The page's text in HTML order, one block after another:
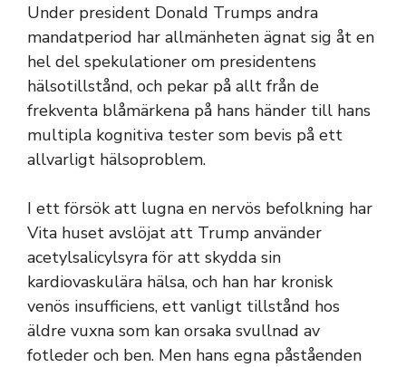
Under president Donald Trumps andra
mandatperiod har allmänheten ägnat sig åt en
hel del spekulationer om presidentens
hälsotillstånd, och pekar på allt från de
frekventa blåmärkena på hans händer till hans
multipla kognitiva tester som bevis på ett
allvarligt hälsoproblem.
I ett försök att lugna en nervös befolkning har
Vita huset avslöjat att Trump använder
acetylsalicylsyra för att skydda sin
kardiovaskulära hälsa, och han har kronisk
venös insufficiens, ett vanligt tillstånd hos
äldre vuxna som kan orsaka svullnad av
fotleder och ben. Men hans egna påståenden